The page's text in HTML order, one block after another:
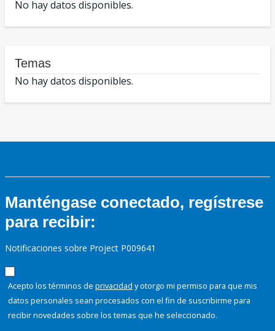
No hay datos disponibles.
Temas
No hay datos disponibles.
Manténgase conectado, regístrese
para recibir:
Notificaciones sobre Project P009641
Acepto los términos de privacidad y otorgo mi permiso para que mis
datos personales sean procesados con el fin de suscribirme para
recibir novedades sobre los temas que he seleccionado.